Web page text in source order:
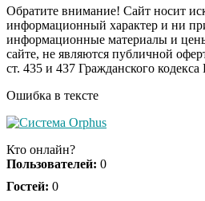
долго
i
Королева вагона
отожгла! Видео не
оставит равнодушным
Обратите внимание! Сайт носит
информационный характер и ни
информационные материалы и
сайте, не являются публичной
ст. 435 и 437 Гражданского
Ошибка в тексте
Кто онлайн?
Пользователей: 0
Гостей: 0